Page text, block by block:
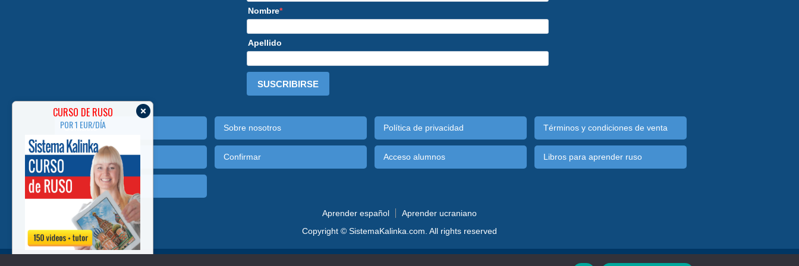
CURSO DE RUSO
POR 1 EUR/DÍA
Nombre
Apellido
SUSCRIBIRSE
Contacto Sobre nosotros Política de privacidad Términos y condiciones de venta
Mi cuenta Confirmar Acceso alumnos Libros para aprender ruso
Colaboración
Aprender español
Aprender ucraniano
Copyright © SistemaKalinka.com. All rights reserved